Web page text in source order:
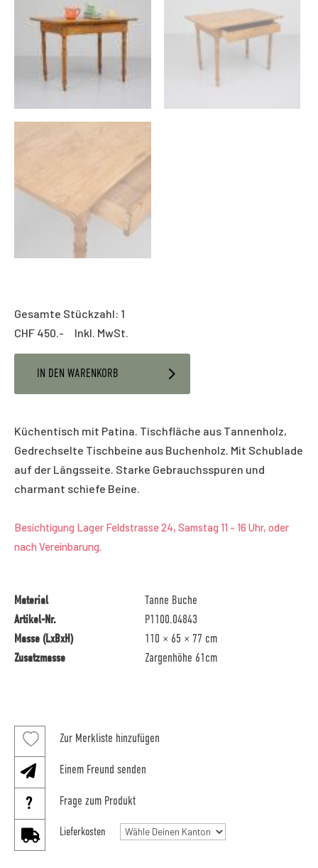
Gesamte Stückzahl: 1
CHF 450.- Inkl. MwSt.
IN DEN WARENKORB
Küchentisch mit Patina. Tischfläche aus Tannenholz,
Gedrechselte Tischbeine aus Buchenholz. Mit Schublade
auf der Längsseite. Starke Gebrauchsspuren und
charmant schiefe Beine.
Besichtigung Lager Feldstrasse 24, Samstag 11 - 16 Uhr, oder
nach Vereinbarung.
Material
Tanne Buche
Artikel-Nr.
P1100.04843
Masse (LxBxH)
110 × 65 × 77 cm
Zusatzmasse
Zargenhöhe 61cm
Zur Merkliste hinzufügen
Einem Freund senden
Frage zum Produkt
Lieferkosten